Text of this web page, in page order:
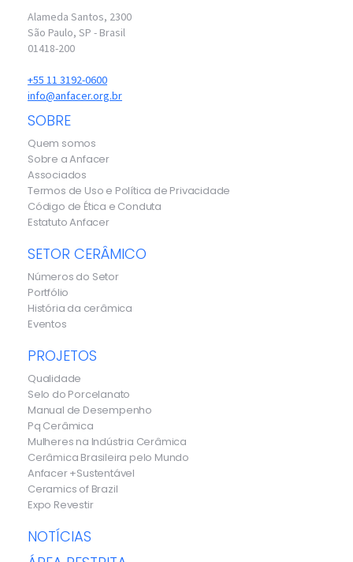
Alameda Santos, 2300
São Paulo, SP - Brasil
01418-200
+55 11 3192-0600
info@anfacer.org.br
SOBRE
Quem somos
Sobre a Anfacer
Associados
Termos de Uso e Política de Privacidade
Código de Ética e Conduta
Estatuto Anfacer
SETOR CERÂMICO
Números do Setor
Portfólio
História da cerâmica
Eventos
PROJETOS
Qualidade
Selo do Porcelanato
Manual de Desempenho
Pq Cerâmica
Mulheres na Indústria Cerâmica
Cerâmica Brasileira pelo Mundo
Anfacer +Sustentável
Ceramics of Brazil
Expo Revestir
NOTÍCIAS